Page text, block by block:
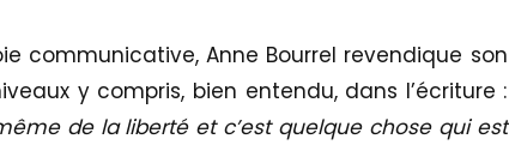
communicative, Anne Bourrel revendique son
y compris, bien entendu, dans l’écriture :
de la liberté et c’est quelque chose qui est